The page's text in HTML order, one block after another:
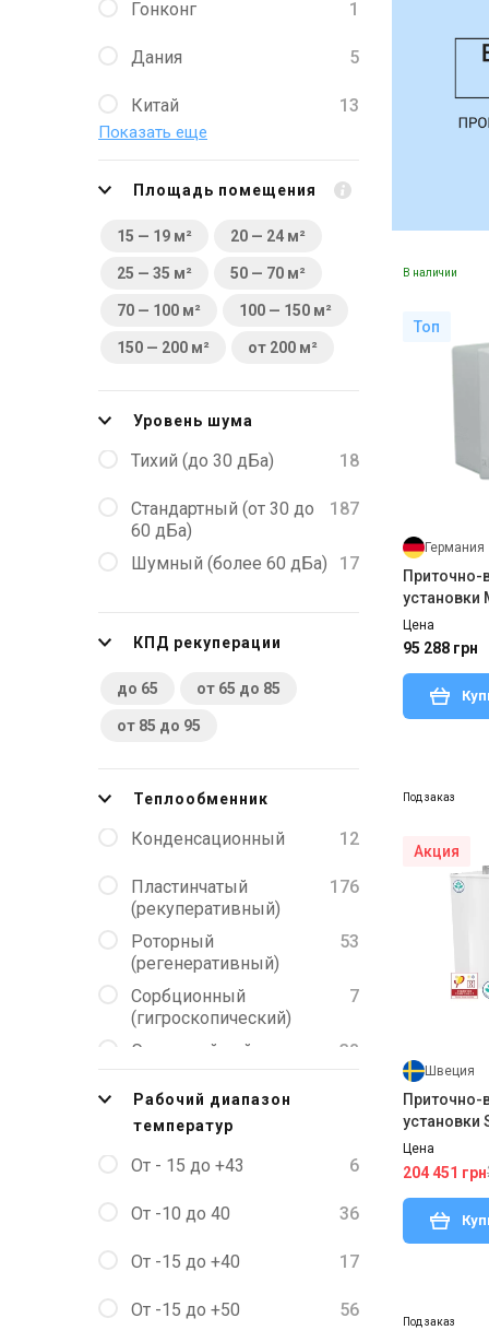
Гонконг 1
Дания 5
Китай 13
Польша 3
Чехия
Показать еще
Площадь помещения
15 — 19 м² 20 — 24 м²
25 — 35 м² 50 — 70 м²
70 — 100 м² 100 — 150 м²
150 — 200 м² от 200 м²
Уровень шума
Тихий (до 30 дБа) 18
Стандартный (от 30 до
60 дБа)
187
Шумный (более 60 дБа) 17
КПД рекуперации
до 65 от 65 до 85
от 85 до 95
Теплообменник
Конденсационный 12
Пластинчатый
(рекуперативный)
176
Роторный
(регенеративный)
53
Сорбционный
(гигроскопический)
7
Энтальпийный
38
Рабочий диапазон
температур
От - 15 до +43 6
От -10 до 40 36
От -15 до +40 17
От -15 до +50 56
В наличии
Топ
Германия
установки
Цена
95 288 грн
Под заказ
Акция
Швеция
установки
VTC 300 L
Цена
204 451 грн
Под заказ